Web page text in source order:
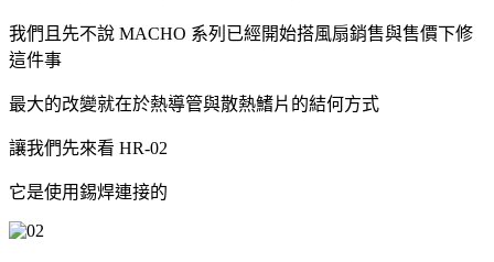
我們且先不說 MACHO 系列已經開始搭風扇銷售與售價下修
這件事
最大的改變就在於熱導管與散熱鰭片的結何方式
讓我們先來看 HR-02
它是使用錫焊連接的